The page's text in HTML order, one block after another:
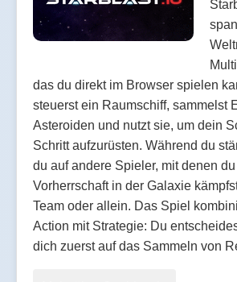
das du direkt im Browser spielen
steuerst ein Raumschiff, sammelst
Asteroiden und nutzt sie, um dein
Schritt aufzurüsten. Während du
du auf andere Spieler, mit denen
Vorherrschaft in der Galaxie
Team oder allein. Das Spiel
Action mit Strategie: Du
dich zuerst auf das Sammeln von